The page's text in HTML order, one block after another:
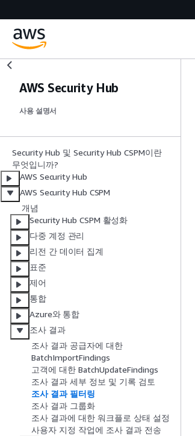
AWS Security Hub
사용 설명서
Security Hub 및 Security Hub CSPM이란
무엇입니까?
AWS Security Hub
AWS Security Hub CSPM
개념
Security Hub CSPM 활성화
다중 계정 관리
리전 간 데이터 집계
표준
제어
통합
Azure와 통합
조사 결과
조사 결과 공급자에 대한
BatchImportFindings
고객에 대한 BatchUpdateFindings
조사 결과 세부 정보 및 기록 검토
조사 결과 필터링
조사 결과 그룹화
조사 결과에 대한 워크플로 상태 설정
사용자 지정 작업에 조사 결과 전송